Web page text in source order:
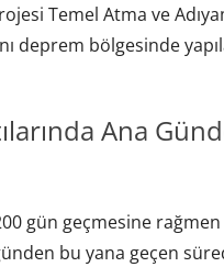
Temel Atma ve
deprem bölgesinde
Ana
gün geçmesine rağmen
bu yana geçen